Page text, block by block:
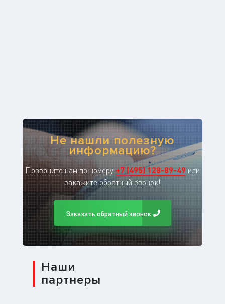
Не нашли полезную
информацию?
Позвоните нам по номеру+7(495)128-89-49 или
закажите обратный звонок!
Заказать обратный звонок
Наши
партнеры